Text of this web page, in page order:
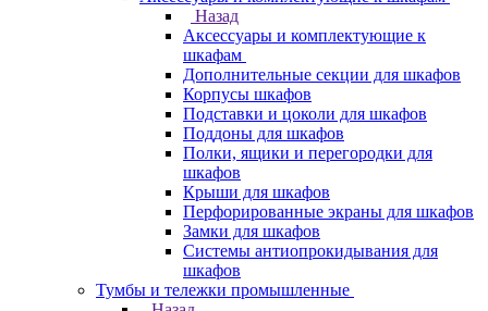
Назад
Аксессуары и комплектующие к
шкафам
Дополнительные секции для шкафов
Корпусы шкафов
Подставки и цоколи для шкафов
Поддоны для шкафов
Полки, ящики и перегородки для
шкафов
Крыши для шкафов
Перфорированные экраны для шкафов
Замки для шкафов
Системы антиопрокидывания для
шкафов
Тумбы и тележки промышленные